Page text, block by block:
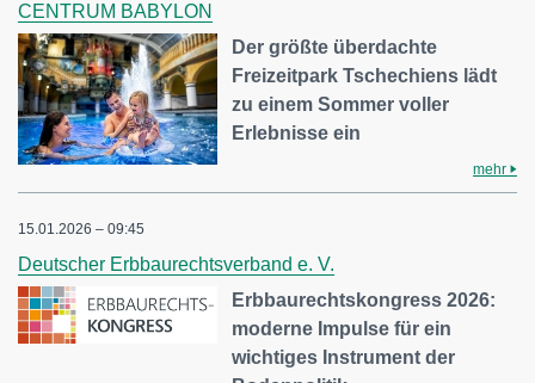
CENTRUM BABYLON
Der größte überdachte
Freizeitpark Tschechiens lädt
zu einem Sommer voller
Erlebnisse ein
mehr
15.01.2026 – 09:45
Deutscher Erbbaurechtsverband e. V.
Erbbaurechtskongress 2026:
moderne Impulse für ein
wichtiges Instrument der